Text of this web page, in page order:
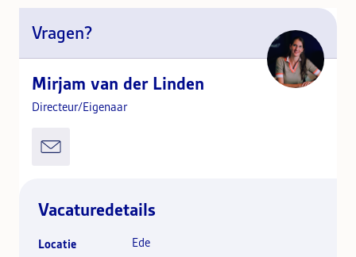
Vragen?
Mirjam van der Linden
Directeur/Eigenaar
Vacaturedetails
Locatie
Ede